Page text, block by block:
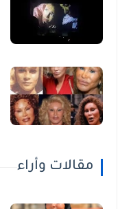
مقالات وأراء